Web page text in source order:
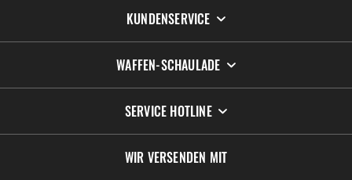
KUNDENSERVICE
WAFFEN-SCHAULADE
SERVICE HOTLINE
WIR VERSENDEN MIT